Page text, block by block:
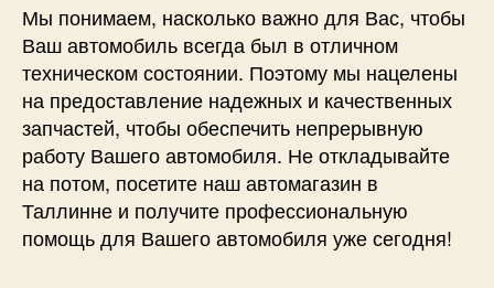
Мы понимаем, насколько важно для Вас, чтобы
Ваш автомобиль всегда был в отличном
техническом состоянии. Поэтому мы нацелены
на предоставление надежных и качественных
запчастей, чтобы обеспечить непрерывную
работу Вашего автомобиля. Не откладывайте
на потом, посетите наш автомагазин в
Таллинне и получите профессиональную
помощь для Вашего автомобиля уже сегодня!